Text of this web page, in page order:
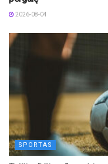
2026-08-04
SPORTAS